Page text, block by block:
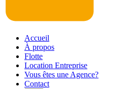
Accueil
À propos
Flotte
Location Entreprise
Vous êtes une Agence?
Contact